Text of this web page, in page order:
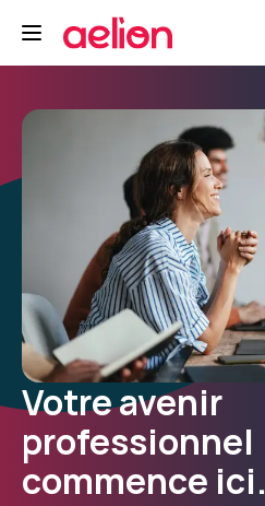
Votre avenir
professionnel
commence ici.